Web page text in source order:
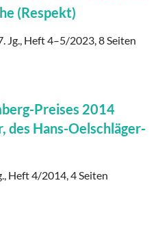
(Respekt)
Jg., Heft 4–5/2023, 8 Seiten
Preises 2014
des Hans-Oelschläger-
Heft 4/2014, 4 Seiten